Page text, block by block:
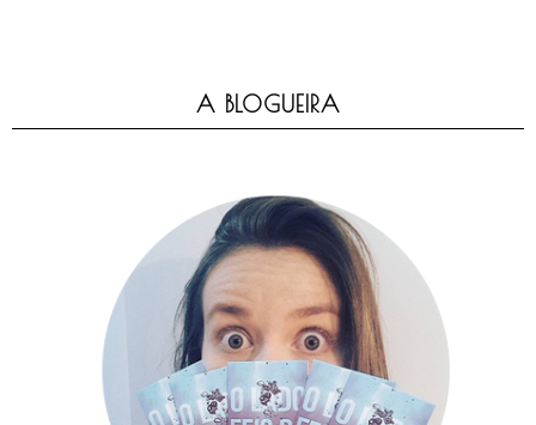
A BLOGUEIRA